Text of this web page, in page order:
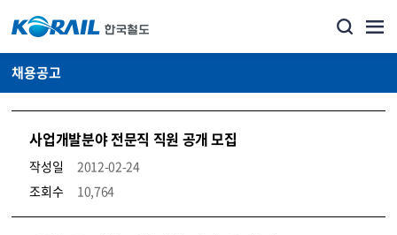
채용공고
사업개발분야 전문직 직원 공개 모집
작성일
2012-02-24
조회수
10,764
코레일소개_경영공시_채용공고 상세보기 – 내용, 파일, 담당자 연락처로 구성